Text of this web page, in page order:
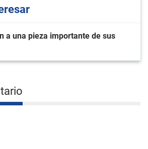
a una pieza importante de sus